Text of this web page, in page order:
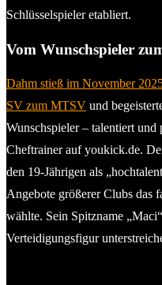
Schlüsselspieler etabliert.
Vom Wunschspieler
Dahm stieß im November
SV zum MTSV und
Wunschspieler – talentiert und
Cheftrainer auf youkick.de.
den 19-Jährigen als
Angebote größerer Clubs das
wählte. Sein Spitzname
Verteidigungsfigur